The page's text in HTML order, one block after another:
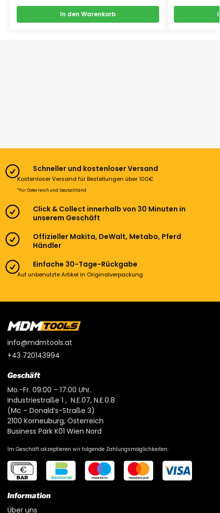
In den Warenkorb
Schneller und kostenloser Versand
Kostenloser Versand für Bestellungen über 100€
*Für Österreich und Deutschland
Click & Collect innerhalb von 30 Minuten in
unserem Geschäft
Offizieller Makita, DeWalt, Metabo, Pferd
Händler
Einfache 30-Tage-Rückgabe
Auf unbenutzte Artikel in Originalverpackung
info@mdmtools.at
+43 720143994
Geschäft
Mo.-Fr. 09:00 – 17:00 Uhr.
Industriestraße 1 , N.E.07, N.E.0.8
(Mc – Donald’s-Straße 3)
2100 Korneuburg, Österreich
Business Park K01 Wien Nord
Im Geschäft akzeptieren wir folgende Zahlungsmöglichkeiten:
Information
Über uns